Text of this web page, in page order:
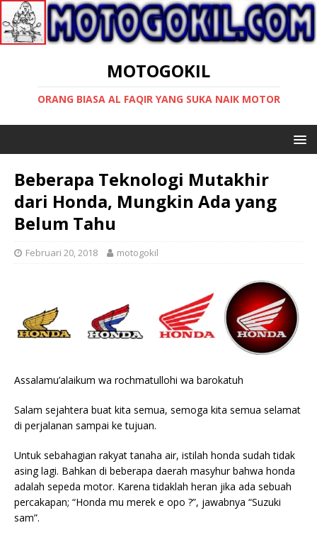
MOTOGOKIL
ORANG BIASA AL FAQIR YANG SUKA NAIK MOTOR
Beberapa Teknologi Mutakhir
dari Honda, Mungkin Ada yang
Belum Tahu
Februari 20, 2018 motogokil
Assalamu’alaikum wa rochmatullohi wa barokatuh
Salam sejahtera buat kita semua, semoga kita semua selamat
di perjalanan sampai ke tujuan.
Untuk sebahagian rakyat tanaha air, istilah honda sudah tidak
asing lagi. Bahkan di beberapa daerah masyhur bahwa honda
adalah sepeda motor. Karena tidaklah heran jika ada sebuah
percakapan; “Honda mu merek e opo ?”, jawabnya “Suzuki
sam”.